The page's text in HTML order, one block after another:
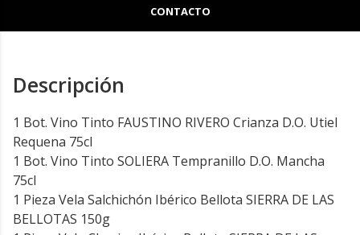
CONTACTO
Descripción
1 Bot. Vino Tinto FAUSTINO RIVERO Crianza D.O. Utiel
Requena 75cl
1 Bot. Vino Tinto SOLIERA Tempranillo D.O. Mancha
75cl
1 Pieza Vela Salchichón Ibérico Bellota SIERRA DE LAS
BELLOTAS 150g